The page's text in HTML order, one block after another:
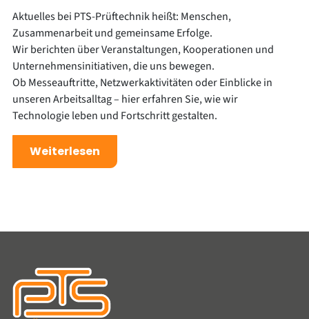
Aktuelles bei PTS-Prüftechnik heißt: Menschen,
Zusammenarbeit und gemeinsame Erfolge.
Wir berichten über Veranstaltungen, Kooperationen und
Unternehmensinitiativen, die uns bewegen.
Ob Messeauftritte, Netzwerkaktivitäten oder Einblicke in
unseren Arbeitsalltag – hier erfahren Sie, wie wir
Technologie leben und Fortschritt gestalten.
Weiterlesen